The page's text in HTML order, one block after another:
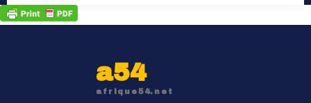
a54
afrique54.net